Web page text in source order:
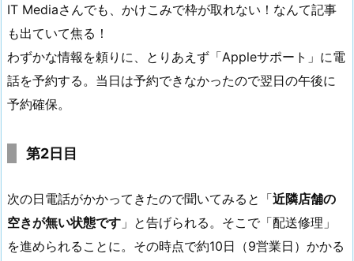
IT Mediaさんでも、かけこみで枠が取れない！なんて記事
も出ていて焦る！
わずかな情報を頼りに、とりあえず「Appleサポート」に電
話を予約する。当日は予約できなかったので翌日の午後に
予約確保。
第2日目
次の日電話がかかってきたので聞いてみると「近隣店舗の
空きが無い状態です 」と告げられる。そこで「配送修理」
を進められることに。その時点で約10日（9営業日）かかる